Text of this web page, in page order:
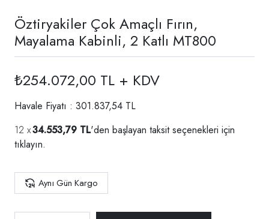
Öztiryakiler Çok Amaçlı Fırın,
Mayalama Kabinli, 2 Katlı MT800
₺254.072,00 TL + KDV
Havale Fiyatı : 301.837,54 TL
34.553,79 TL'den başlayan taksit seçenekleri için
tıklayın.
Aynı Gün Kargo